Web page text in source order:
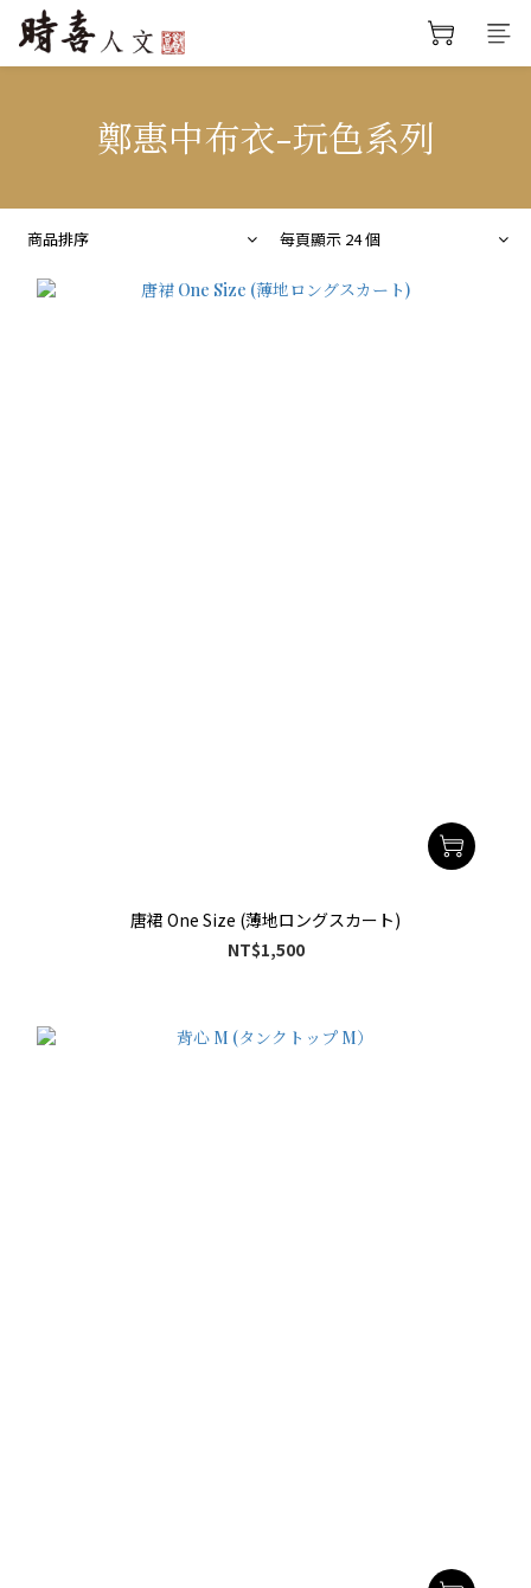
鄭惠中布衣-玩色系列
商品排序 每頁顯示 24 個
唐裙 One Size (薄地ロングスカート)
NT$1,500